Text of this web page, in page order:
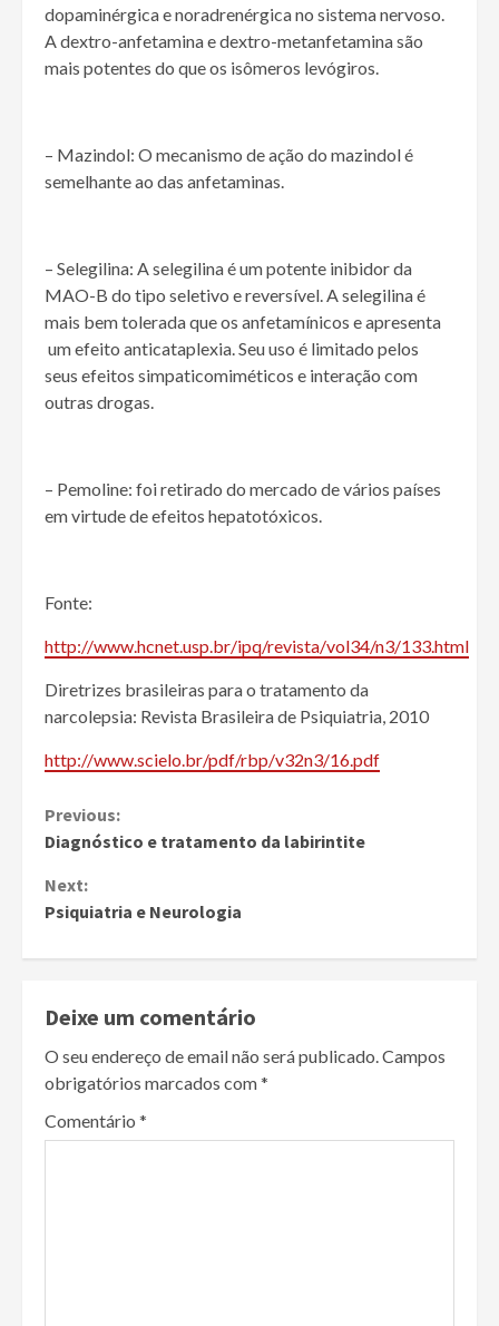
dopaminérgica e noradrenérgica no sistema nervoso.
A dextro-anfetamina e dextro-metanfetamina são
mais potentes do que os isômeros levógiros.
– Mazindol: O mecanismo de ação do mazindol é
semelhante ao das anfetaminas.
– Selegilina: A selegilina é um potente inibidor da
MAO-B do tipo seletivo e reversível. A selegilina é
mais bem tolerada que os anfetamínicos e apresenta
um efeito anticataplexia. Seu uso é limitado pelos
seus efeitos simpaticomiméticos e interação com
outras drogas.
– Pemoline: foi retirado do mercado de vários países
em virtude de efeitos hepatotóxicos.
Fonte:
http://www.hcnet.usp.br/ipq/revista/vol34/n3/133.html
Diretrizes brasileiras para o tratamento da
narcolepsia: Revista Brasileira de Psiquiatria, 2010
http://www.scielo.br/pdf/rbp/v32n3/16.pdf
Continue
Reading
Previous:
Diagnóstico e tratamento da labirintite
Next:
Psiquiatria e Neurologia
Deixe um comentário
O seu endereço de email não será publicado.Campos
obrigatórios marcados com*
Comentário *